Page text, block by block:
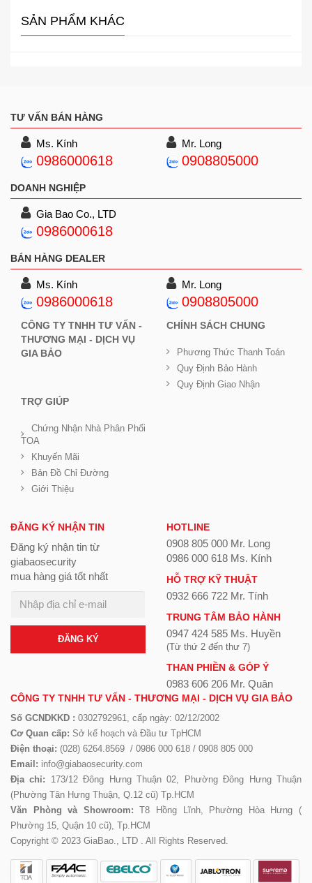
SẢN PHẨM KHÁC
TƯ VẤN BÁN HÀNG
Ms. Kính
0986000618
Mr. Long
0908805000
DOANH NGHIỆP
Gia Bao Co., LTD
0986000618
BÁN HÀNG DEALER
Ms. Kính
0986000618
Mr. Long
0908805000
CÔNG TY TNHH TƯ VẤN -
THƯƠNG MẠI - DỊCH VỤ
GIA BẢO
CHÍNH SÁCH CHUNG
Phương Thức Thanh Toán
Quy Định Bảo Hành
Quy Định Giao Nhận
TRỢ GIÚP
Chứng Nhận Nhà Phân Phối
TOA
Khuyến Mãi
Bản Đồ Chỉ Đường
Giới Thiệu
ĐĂNG KÝ NHẬN TIN
Đăng ký nhận tin từ
giabaosecurity
mua hàng giá tốt nhất
ĐĂNG KÝ
HOTLINE
0908 805 000 Mr. Long
0986 000 618 Ms. Kính
HỖ TRỢ KỸ THUẬT
0932 666 722 Mr. Tính
TRUNG TÂM BẢO HÀNH
0947 424 585 Ms. Huyền
(Từ thứ 2 đến thư 7)
THAN PHIỀN & GÓP Ý
0983 606 206 Mr. Quân
CÔNG TY TNHH TƯ VẤN - THƯƠNG MẠI - DỊCH VỤ GIA BẢO
Số GCNDKKD : 0302792961, cấp ngày: 02/12/2002
Cơ Quan cấp: Sở kế hoạch và Đầu tư TpHCM
Điện thoại: (028) 6264.8569 / 0986 000 618 / 0908 805 000
Email: info@giabaosecurity.com
Địa chỉ: 173/12 Đông Hưng Thuận 02, Phường Đông Hưng Thuận
(Phường Tân Hưng Thuận, Q.12 cũ) Tp.HCM
Văn Phòng và Showroom: T8 Hồng Lĩnh, Phường Hòa Hưng (
Phường 15, Quận 10 cũ), Tp.HCM
Copyright © 2023 GiaBao., LTD . All Rights Reserved.